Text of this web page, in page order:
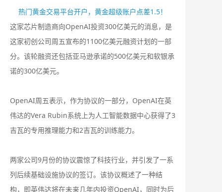
热门黄金交易平台开户，黄金超级账户点差1.5！
这家芯片制造商向OpenAI投资300亿美元的消息，是
这家初创公司周五宣布的1100亿美元融资计划的一部
分。该轮融资还包括亚马逊承诺的500亿美元和软银承
诺的300亿美元。
OpenAI周五表示，作为协议的一部分，OpenAI在英
伟达的Vera Rubin系统上为人工智能数据中心获得了3
吉瓦的专用推理能力和2吉瓦的训练能力。
两家公司9月份的协议震惊了科技行业，并引发了一系
列后续基础设施协议的签订。该协议概述了一种结
构，即英伟达将在未来几年内投资OpenAI，同时为后